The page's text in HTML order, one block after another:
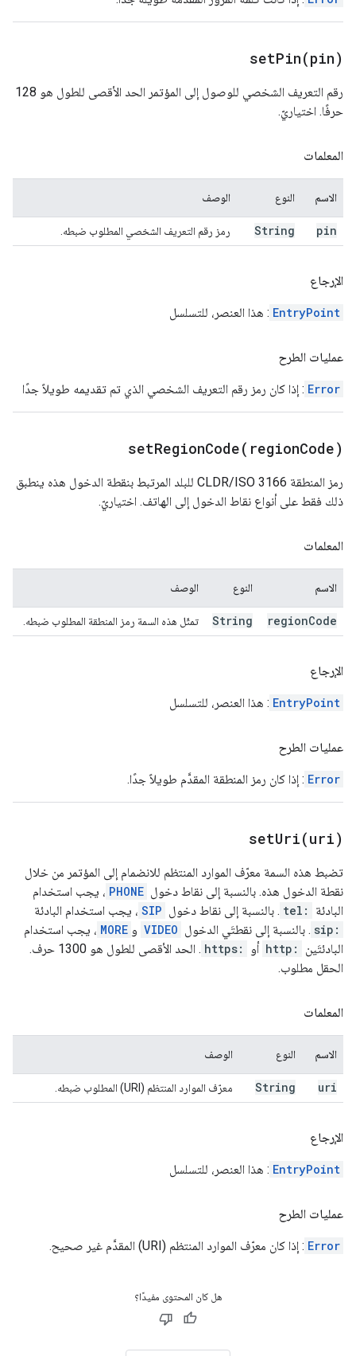
setPin(pin)
رقم التعريف الشخصي للوصول إلى المؤتمر الحد الأقصى للطول هو 128
حرفًا. اختياريّ.
المعلمات
الاسم النوع الوصف
pin
String رمز رقم التعريف الشخصي المطلوب ضبطه.
الإرجاع
EntryPoint : هذا العنصر، للتسلسل
عمليات الطرح
Error : إذا كان رمز رقم التعريف الشخصي الذي تم تقديمه طويلاً جدًا
setRegionCode( regionCode)
رمز المنطقة CLDR/ISO 3166 للبلد المرتبط بنقطة الدخول هذه ينطبق
ذلك فقط على أنواع نقاط الدخول إلى الهاتف. اختياريّ.
المعلمات
الاسم النوع الوصف
regionCode
String تمثّل هذه السمة رمز المنطقة المطلوب ضبطه.
الإرجاع
EntryPoint : هذا العنصر، للتسلسل
عمليات الطرح
Error : إذا كان رمز المنطقة المقدَّم طويلاً جدًا.
setUri(uri)
تضبط هذه السمة معرّف الموارد المنتظم للانضمام إلى المؤتمر من خلال
نقطة الدخول هذه. بالنسبة إلى نقاط دخول PHONE ، يجب استخدام
البادئة
tel: . بالنسبة إلى نقاط دخول SIP ، يجب استخدام البادئة
sip: . بالنسبة إلى نقطتَي الدخول VIDEO و MORE ، يجب استخدام
البادئتَين
http: أو https:
. الحد الأقصى للطول هو 1300 حرف.
الحقل مطلوب.
المعلمات
الاسم النوع الوصف
uri
String معرّف الموارد المنتظم (URI) المطلوب ضبطه.
الإرجاع
EntryPoint : هذا العنصر، للتسلسل
عمليات الطرح
Error : إذا كان معرّف الموارد المنتظم (URI) المقدَّم غير صحيح.
هل كان المحتوى مفيدًا؟